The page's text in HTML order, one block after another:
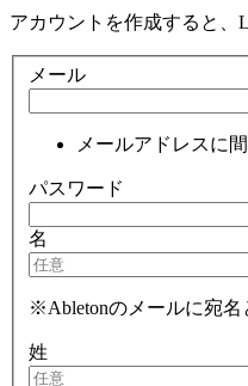
アカウントを作成すると、
メール
メールアドレスに
パスワード
名
※Abletonのメールに宛名
姓